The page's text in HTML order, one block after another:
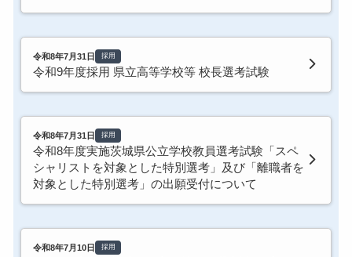
令和8年7月31日 採用
令和9年度採用 県立高等学校等 校長選考試験
令和8年7月31日 採用
令和8年度実施茨城県公立学校教員選考試験「スペ
シャリストを対象とした特別選考」及び「離職者を
対象とした特別選考」の出願受付について
令和8年7月10日 採用